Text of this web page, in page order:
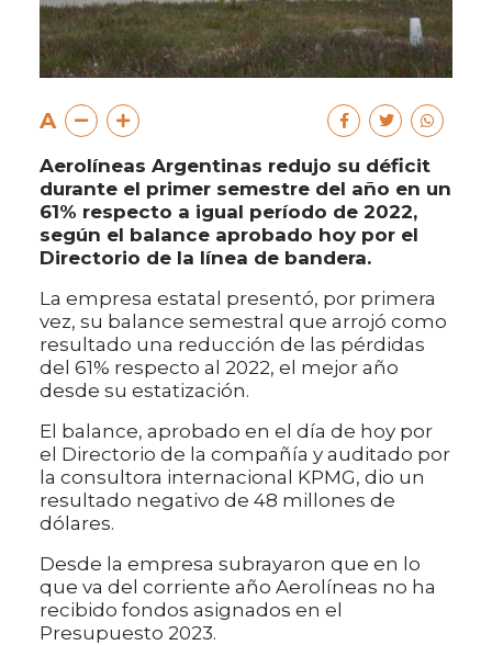
A
Aerolíneas Argentinas redujo su déficit
durante el primer semestre del año en un
61% respecto a igual período de 2022,
según el balance aprobado hoy por el
Directorio de la línea de bandera.
La empresa estatal presentó, por primera
vez, su balance semestral que arrojó como
resultado una reducción de las pérdidas
del 61% respecto al 2022, el mejor año
desde su estatización.
El balance, aprobado en el día de hoy por
el Directorio de la compañía y auditado por
la consultora internacional KPMG, dio un
resultado negativo de 48 millones de
dólares.
Desde la empresa subrayaron que en lo
que va del corriente año Aerolíneas no ha
recibido fondos asignados en el
Presupuesto 2023.